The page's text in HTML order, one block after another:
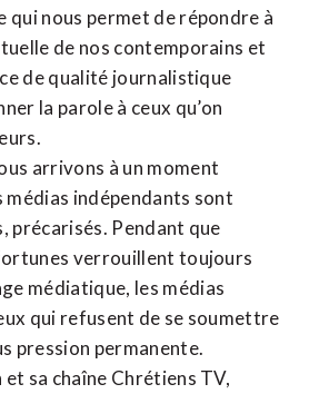
qui nous permet de répondre à
de nos contemporains et
de qualité journalistique
la parole à ceux qu’on
arrivons à un moment
indépendants sont
précarisés. Pendant que
verrouillent toujours
médiatique, les médias
qui refusent de se soumettre
pression permanente.
sa chaîne Chrétiens TV,